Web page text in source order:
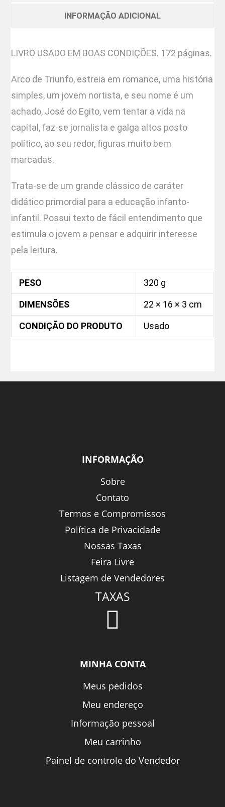
INFORMAÇÃO ADICIONAL
LIVRO USADO EM BOAS CONDIÇÕES. 172 páginas.
Arco de Triunfo, estreia em romance, uma história
simples, um jovem nortista, e seu nome é um
achado, José do Egito, vem tentar a vida na
capital, faz-se jornalista e galga altos posto
político, ao seu redor, figuras muito bem
marcadas.
Trata-se de um grande clássico de caráter
didático primordial para a educação infanto-
infantil. Possui texto de fácil entendimento que
estimula o jovem a pensar e adquirir interesse
pela leitura.
PESO 320 g
DIMENSÕES 22 × 16 × 3 cm
CONDIÇÃO DO PRODUTO Usado
INFORMAÇÃO
Sobre
Contato
Termos e Compromissos
Política de Privacidade
Nossas Taxas
Feira Livre
Listagem de Vendedores
TAXAS
MINHA CONTA
Meus pedidos
Meu endereço
Informação pessoal
Meu carrinho
Painel de controle do Vendedor